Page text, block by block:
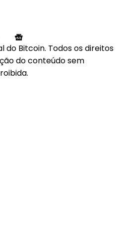
do Bitcoin. Todos os direitos
do conteúdo sem